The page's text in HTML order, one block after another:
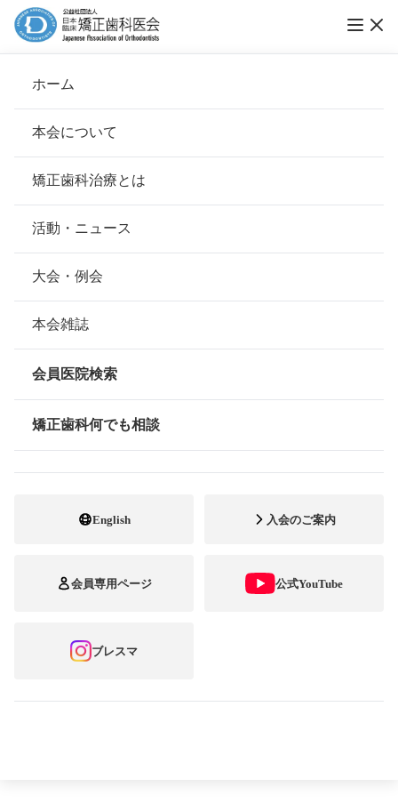
ホーム
本会について
会長挨拶
基本理念
組織について
本会の歴史
情報公開
矯正歯科治療とは
安心して治療を受けていただくための「6つの指針」
安心できる矯正歯科治療契約のための「7つの提言」
矯正歯科治療について
活動・ニュース
大会・例会
本会雑誌
会員医院検索
矯正歯科何でも相談
English 入会のご案内
会員専用ページ 公式YouTube
ブレスマ
第20回ブレーススマイルコンテスト入賞作品
発表と最終選考ご協力のお願い
ブレーススマイルコンテスト
公開日：2024年10月29日（火）
第20回ブレーススマイル
コンテスト入賞作品発表
最終選考ご協力のお願い
「最高のスマイル‼︎ ブ
レースとともに」 あなた